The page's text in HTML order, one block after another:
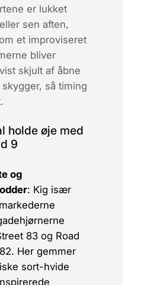
er lukket
sen aften,
et improviseret
bliver
skjult af åbne
så timing
holde øje med
9
og
: Kig især
83 og Road
Her gemmer
sort-hvide